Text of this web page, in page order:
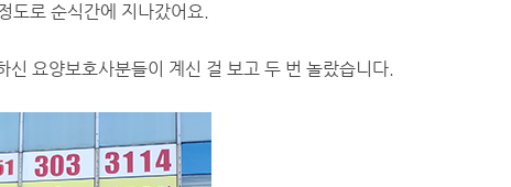
도로 순식간에 지나갔어요.
요양보호사분들이 계신 걸 보고 두 번 놀랐습니다.